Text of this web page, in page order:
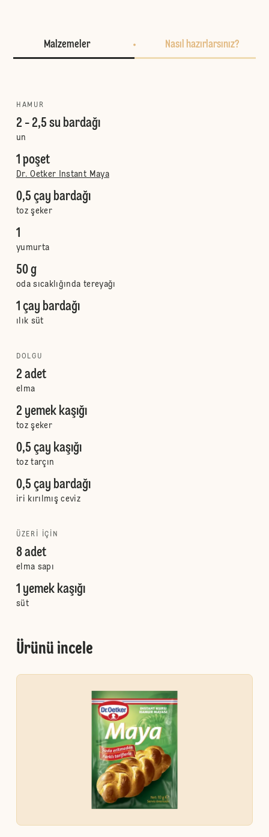
Malzemeler Nasıl hazırlarsınız?
HAMUR
2 - 2,5 su bardağı
un
1 poşet
Dr. Oetker Instant Maya
0,5 çay bardağı
toz şeker
1
yumurta
50 g
oda sıcaklığında tereyağı
1 çay bardağı
ılık süt
DOLGU
2 adet
elma
2 yemek kaşığı
toz şeker
0,5 çay kaşığı
toz tarçın
0,5 çay bardağı
iri kırılmış ceviz
ÜZERI IÇIN
8 adet
elma sapı
1 yemek kaşığı
süt
Ürünü incele